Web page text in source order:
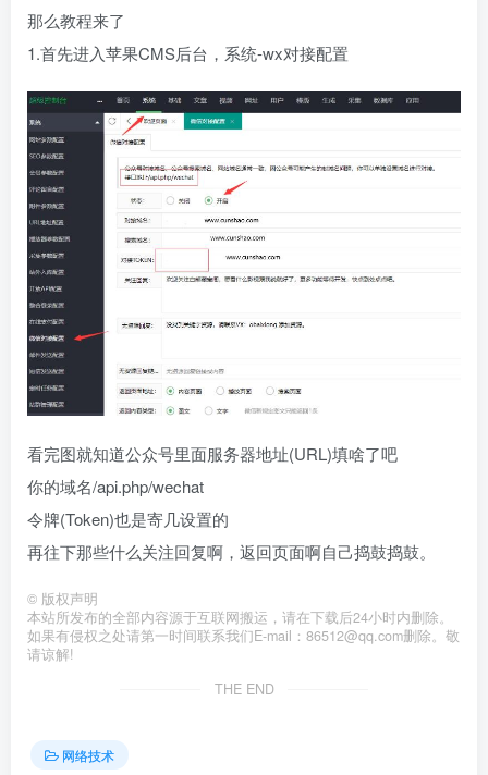
那么教程来了
1.首先进入苹果CMS后台，系统-wx对接配置
看完图就知道公众号里面服务器地址(URL)填啥了吧
你的域名/api.php/wechat
令牌(Token)也是寄几设置的
再往下那些什么关注回复啊，返回页面啊自己捣鼓捣鼓。
© 版权声明
本站所发布的全部内容源于互联网搬运，请在下载后24小时内删除。
如果有侵权之处请第一时间联系我们E-mail：86512@qq.com删除。敬
请谅解!
THE END
网络技术